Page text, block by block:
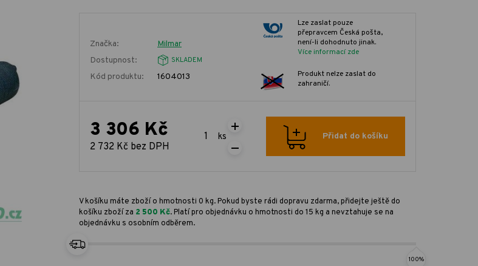
Značka:
Milmar
Dostupnost:
SKLADEM
Kód produktu: 1604013
Lze zaslat pouze
přepravcem Česká pošta,
není-li dohodnuto jinak.
Více informací zde
Produkt nelze zaslat do
zahraničí.
3 306 Kč
2 732 Kč bez DPH
ks Přidat do košíku
V košíku máte zboží o hmotnosti 0 kg. Pokud byste rádi dopravu zdarma, přidejte ještě do
košíku zboží za 2 500 Kč. Platí pro objednávku o hmotnosti do 15 kg a nevztahuje se na
objednávku s osobním odběrem.
100%